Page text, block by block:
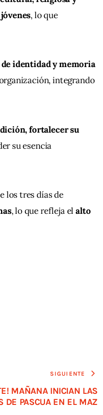
, lo que
identidad y memoria
integrando
fortalecer su
su esencia
los tres días de
, lo que refleja el alto
SIGUIENTE
MAÑANA INICIAN LAS
DE PASCUA EN EL MAZ